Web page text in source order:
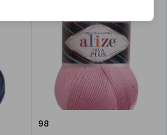
98